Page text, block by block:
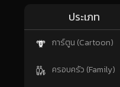
ประเภท
การ์ตูน (Cartoon)
ครอบครัว (Family)